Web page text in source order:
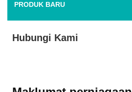
PRODUK BARU
Hubungi Kami